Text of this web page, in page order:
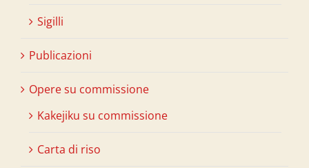
Sigilli
Publicazioni
Opere su commissione
Kakejiku su commissione
Carta di riso